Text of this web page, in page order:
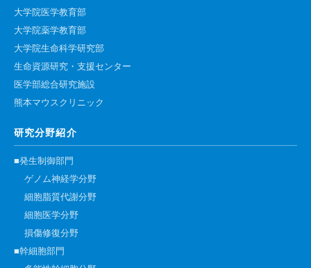
大学院医学教育部
大学院薬学教育部
大学院生命科学研究部
生命資源研究・支援センター
医学部総合研究施設
熊本マウスクリニック
研究分野紹介
■発生制御部門
ゲノム神経学分野
細胞脂質代謝分野
細胞医学分野
損傷修復分野
■幹細胞部門